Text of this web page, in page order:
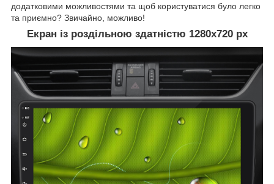
додатковими можливостями та щоб користуватися було легко
та приємно? Звичайно, можливо!
Екран із роздільною здатністю 1280х720 рх